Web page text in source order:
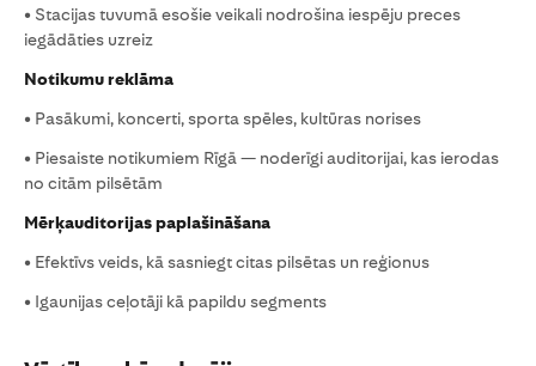
• Stacijas tuvumā esošie veikali nodrošina iespēju preces
iegādāties uzreiz
Notikumu reklāma
• Pasākumi, koncerti, sporta spēles, kultūras norises
• Piesaiste notikumiem Rīgā — noderīgi auditorijai, kas ierodas
no citām pilsētām
Mērķauditorijas paplašināšana
• Efektīvs veids, kā sasniegt citas pilsētas un reģionus
• Igaunijas ceļotāji kā papildu segments